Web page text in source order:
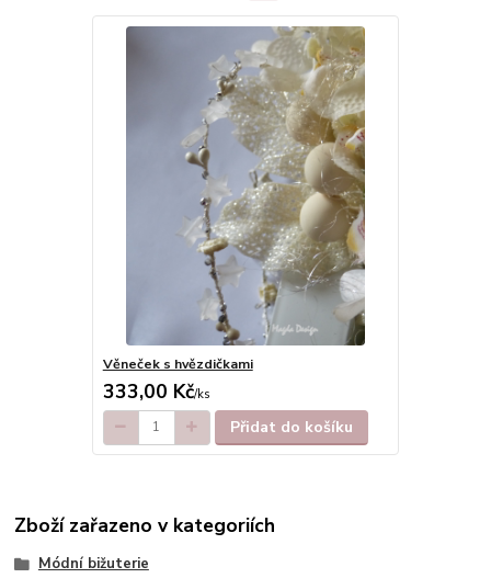
Věneček s hvězdičkami
333,00 Kč/ks
Přidat do košíku
Zboží zařazeno v kategoriích
Módní bižuterie